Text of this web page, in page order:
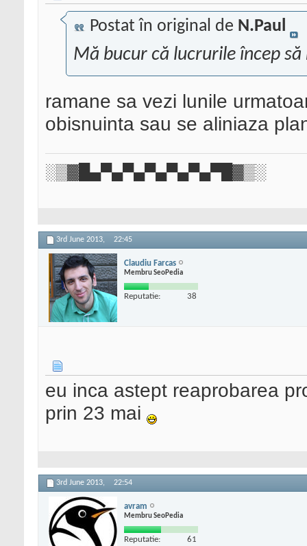
Postat în original de N.Paul
Mă bucur că lucrurile încep
ramane sa vezi lunile
obisnuinta sau se aliniaza
░▒▓█▄▀▄▀▄▀▄▀▄▀▄▀█▓▒░
3rd June 2013, 22:45
Claudiu Farcas
Membru SeoPedia
Reputatie: 38
eu inca astept reaprobarea
prin 23 mai
3rd June 2013, 22:54
avram
Membru SeoPedia
Reputatie: 61